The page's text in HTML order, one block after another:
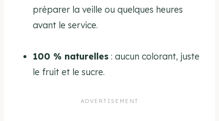
préparer la veille ou quelques heures
avant le service.
100 % naturelles : aucun colorant, juste
le fruit et le sucre.